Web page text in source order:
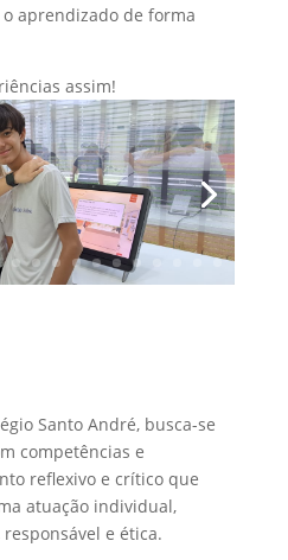
aprendizado de forma
assim!
Santo André, busca-se
competências e
reflexivo e crítico que
atuação individual,
e ética.